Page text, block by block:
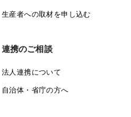
生産者への取材を申し込む
連携のご相談
法人連携について
自治体・省庁の方へ